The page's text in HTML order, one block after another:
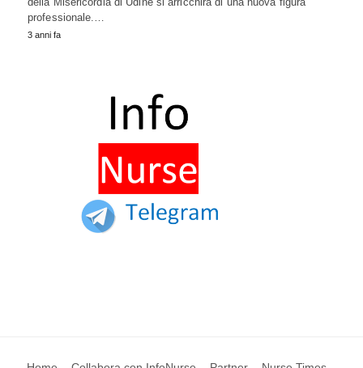
professionale.…
3 anni fa